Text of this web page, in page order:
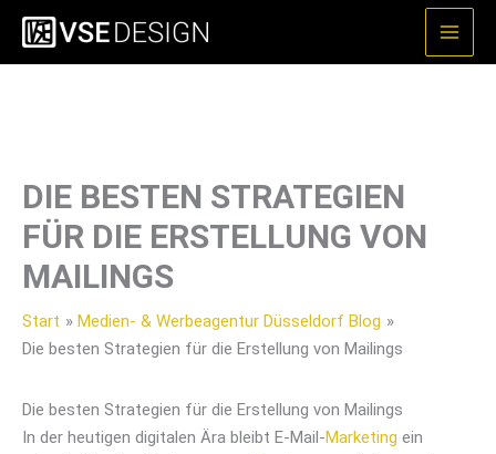
Zum
Inhalt
springen
DIE BESTEN STRATEGIEN
FÜR DIE ERSTELLUNG VON
MAILINGS
Start
Medien- & Werbeagentur Düsseldorf Blog
Die besten Strategien für die Erstellung von Mailings
Die besten Strategien für die Erstellung von Mailings
In der heutigen digitalen Ära bleibt E-Mail-Marketing ein